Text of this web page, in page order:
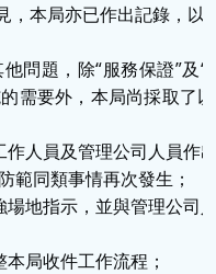
本局亦已作出記錄，以
問題，除“服務保證”及“
需要外，本局尚採取了
人員及管理公司人員作
範同類事情再次發生；
地指示，並與管理公司
局收件工作流程；